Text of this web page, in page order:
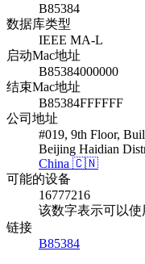
B85384
数据库类型
IEEE MA-L
启动Mac地址
B85384000000
结束Mac地址
B85384FFFFFF
公司地址
#019, 9th Floor,
Beijing Haidian
China 🇨🇳
可能的设备
16777216
该数字表示可以使
链接
B85384